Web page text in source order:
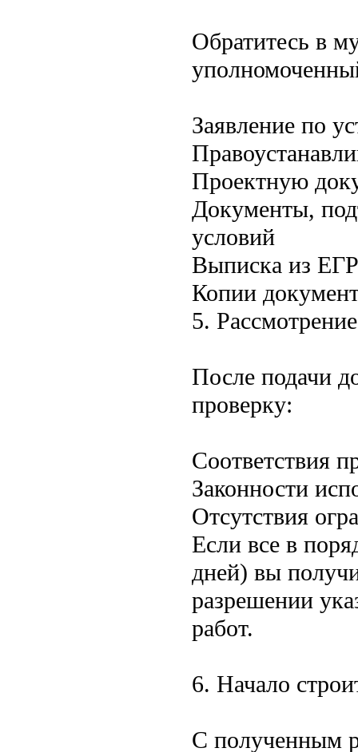
Обратитесь в
Заявление по
Проектную
Документы,
условий
Выписка из
Копии
5.
После подачи
проверку:
Соответствия
Законности
Отсутствия
Если все в
дней) вы
разрешении
работ.
6. Начало
С полученным